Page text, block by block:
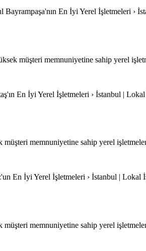
En İyi Yerel İşletmeleri ›
müşteri memnuniyetine sahip yerel
En İyi Yerel İşletmeleri › İstanbul |
müşteri memnuniyetine sahip yerel
En İyi Yerel İşletmeleri › İstanbul |
müşteri memnuniyetine sahip yerel